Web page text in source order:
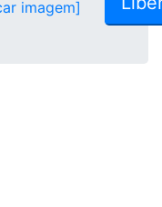
imagem]